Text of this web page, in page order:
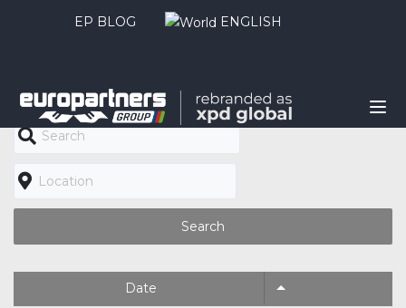
EP BLOG ENGLISH
Search
Date